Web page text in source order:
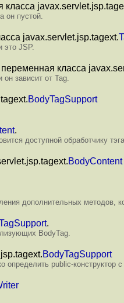
класса
он пустой.
javax.servlet.jsp.tagext.
это JSP.
переменная класса
зависит от Tag.
BodyTagSupport
.
доступной обработчику тэга.
BodyContent
дополнительных методов,
.
BodyTag.
BodyTagSupport
public-конструктор